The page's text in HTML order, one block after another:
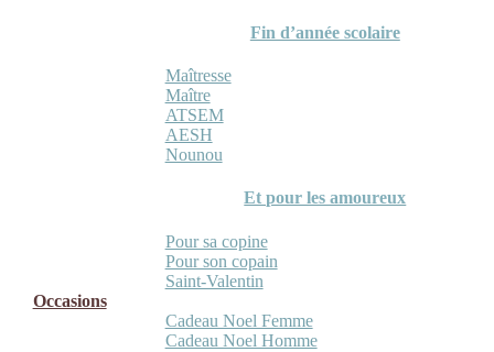
Fin d’année scolaire
Maîtresse
Maître
ATSEM
AESH
Nounou
Et pour les amoureux
Pour sa copine
Pour son copain
Saint-Valentin
Occasions
Cadeau Noel Femme
Cadeau Noel Homme